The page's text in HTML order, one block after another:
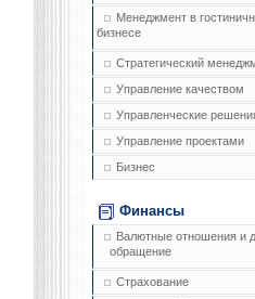
Менеджмент в
бизнесе
Стратегический
Управление качеством
Управленческие
Управление проектами
Бизнес
Финансы
Валютные отношения и
обращение
Страхование